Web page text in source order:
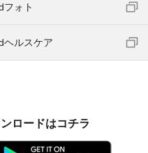
フォト
ヘルスケア
ロードはコチラ